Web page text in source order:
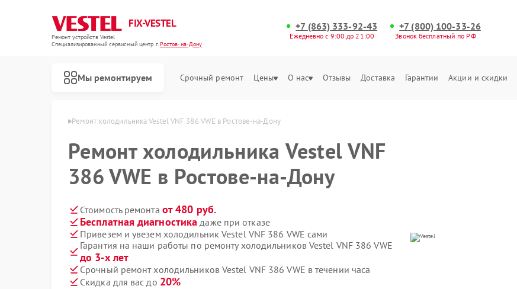
FIX-VESTEL
Ремонт устройств Vestel
Специализированный cервисный центр г.Ростов-на-Дону
+7 (863) 333-92-43
Ежедневно с 9:00 до 21:00
+7 (800) 100-33-26
Звонок бесплатный по РФ
Мы ремонтируем Срочный ремонт Цены О нас Отзывы Доставка Гарантии Акции и скидки
в Ростове-на-Дону Ремонт холодильника Vestel VNF 386 VWE в Ростове-на-Дону
Ремонт холодильника Vestel VNF
386 VWE в Ростове-на-Дону
Стоимость ремонта от 480 руб.
Бесплатная диагностика даже при отказе
Привезем и увезем холодильник Vestel VNF 386 VWE сами
Гарантия на наши работы по ремонту холодильников Vestel VNF 386 VWE
до 3-х лет
Срочный ремонт холодильников Vestel VNF 386 VWE в течении часа
Скидка для вас до 20%